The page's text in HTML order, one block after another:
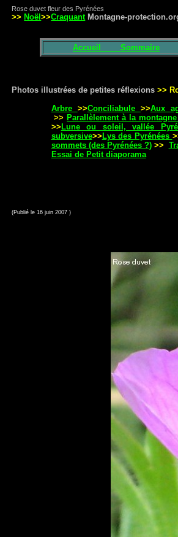
Rose duvet fleur des Pyrénées
>> Noël>>Craquant Montagne-
Accueil Sommaire
Photos illustrées de petites réflexions >>
Arbre >>Conciliabule >>Aux
>> Parallèlement à la montagne
>> Lune ou soleil, vallée
subversive>> Lys des Pyrénées
sommets (des Pyrénées ?)>>
Essai de Petit diaporama
(Publié le 16 juin 2007 )